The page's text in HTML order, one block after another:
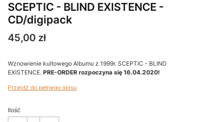
SCEPTIC - BLIND EXISTENCE -
CD/digipack
Cena
45,00 zł
Wznowienie kultowego Albumu z 1999r. SCEPTIC - BLIND
EXISTENCE. PRE-ORDER rozpoczyna się 16.04.2020!
Przejdź do pełnego opisu
Ilość